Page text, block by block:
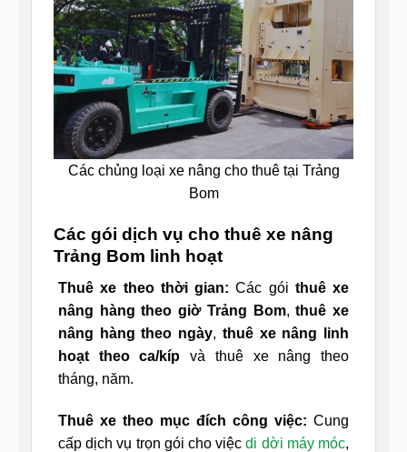
Các chủng loại xe nâng cho thuê tại Trảng
Bom
Các gói dịch vụ cho thuê xe nâng
Trảng Bom linh hoạt
Thuê xe theo thời gian: Các gói thuê xe
nâng hàng theo giờ Trảng Bom,thuê xe
nâng hàng theo ngày, thuê xe nâng linh
hoạt theo ca/kíp và thuê xe nâng theo
tháng, năm.
Thuê xe theo mục đích công việc: Cung
cấp dịch vụ trọn gói cho việcdi dời máy móc,